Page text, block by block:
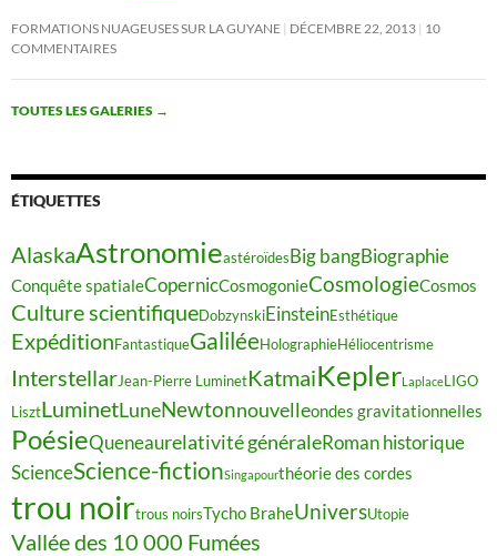
FORMATIONS NUAGEUSES SUR LA GUYANE DÉCEMBRE 22, 2013 10
COMMENTAIRES
TOUTES LES GALERIES →
ÉTIQUETTES
AlaskaAstronomieastéroïdesBig bangBiographie
Conquête spatialeCopernicCosmogonieCosmologieCosmos
Culture scientifiqueDobzynskiEinsteinEsthétique
ExpéditionFantastiqueGaliléeHolographieHéliocentrisme
InterstellarJean-Pierre LuminetKatmaiKeplerLaplaceLIGO
LisztLuminetLuneNewtonnouvelleondes gravitationnelles
PoésieQueneaurelativité généraleRoman historique
ScienceScience-fictionSingapourthéorie des cordes
trou noirtrous noirsTycho BraheUniversUtopie
Vallée des 10 000 Fumées